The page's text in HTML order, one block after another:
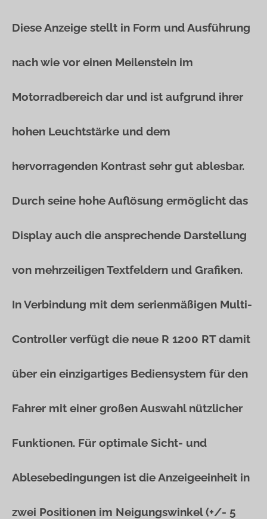
Diese Anzeige stellt in Form und Ausführung
nach wie vor einen Meilenstein im
Motorradbereich dar und ist aufgrund ihrer
hohen Leuchtstärke und dem
hervorragenden Kontrast sehr gut ablesbar.
Durch seine hohe Auflösung ermöglicht das
Display auch die ansprechende Darstellung
von mehrzeiligen Textfeldern und Grafiken.
In Verbindung mit dem serienmäßigen Multi-
Controller verfügt die neue R 1200 RT damit
über ein einzigartiges Bediensystem für den
Fahrer mit einer großen Auswahl nützlicher
Funktionen. Für optimale Sicht- und
Ablesebedingungen ist die Anzeigeeinheit in
zwei Positionen im Neigungswinkel (+/- 5